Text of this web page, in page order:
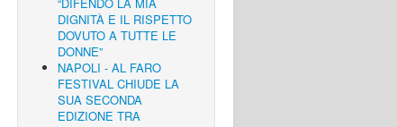
DIGNITÀ E IL RISPETTO
DOVUTO A TUTTE LE
DONNE”
NAPOLI - AL FARO
FESTIVAL CHIUDE LA
SUA SECONDA
EDIZIONE TRA